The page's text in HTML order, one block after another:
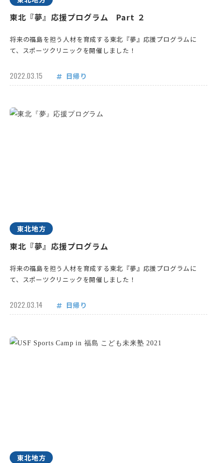
東北『夢』応援プログラム Part ２
将来の福島を担う人材を育成する東北『夢』応援プログラムに
て、スポーツクリニックを開催しました！
2022.03.15 日帰り
東北地方
東北『夢』応援プログラム
将来の福島を担う人材を育成する東北『夢』応援プログラムに
て、スポーツクリニックを開催しました！
2022.03.14 日帰り
東北地方